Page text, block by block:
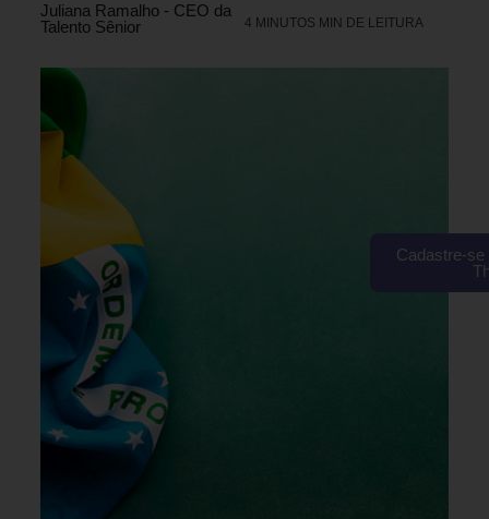
Juliana Ramalho - CEO da
Talento Sênior
4 MINUTOS MIN DE LEITURA
Cadastre-